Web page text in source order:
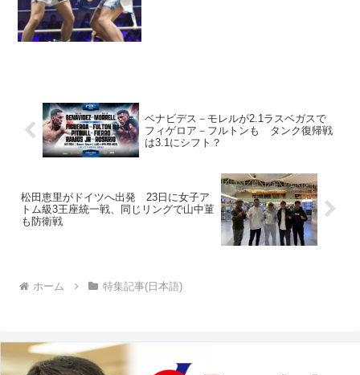
ベナビデス－モレルが2.1ラスベガスで
フィゲロア－フルトンも タンク復帰戦
は3.1にシフト？
松田恵里がドイツへ出発 23日に女子ア
トム級3王座統一戦、同じリングで山中菫
も防衛戦
ホーム 特集記事(日本語)